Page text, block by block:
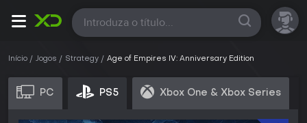
Todas
Início Jogos Strategy Age of Empires IV: Anniversary Edition
PC PS5 Xbox One & Xbox Series